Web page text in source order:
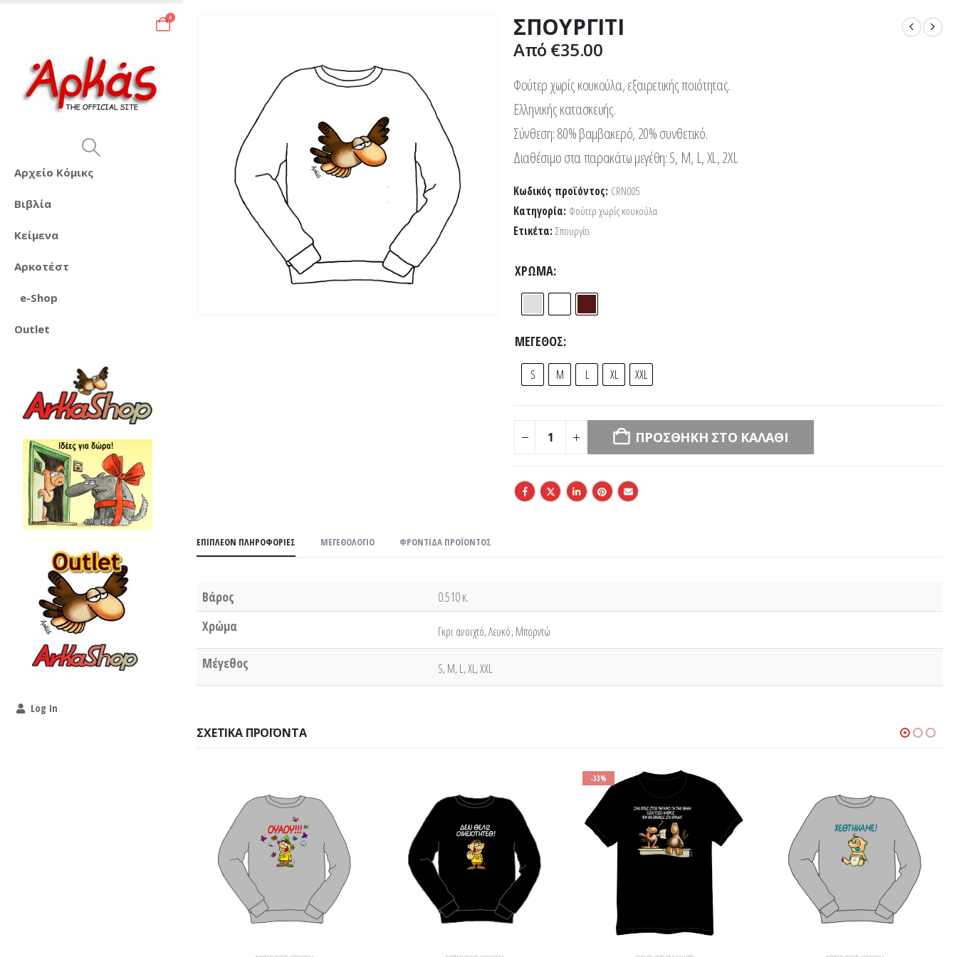
0
Αρχείο Κόμικς
Βιβλία
Κείμενα
Αρκοτέστ
e-Shop
Outlet
Log In
ΣΠΟΥΡΓΙΤΙ
Από €35.00
Φούτερ χωρίς κουκούλα, εξαιρετικής ποιότητας.
Ελληνικής κατασκευής.
Σύνθεση: 80% βαμβακερό, 20% συνθετικό.
Διαθέσιμο στα παρακάτω μεγέθη: S, M, L, XL, 2XL
Κωδικός προϊόντος: CRN005
Κατηγορία: Φούτερ χωρίς κουκούλα
Ετικέτα: Σπουργίτι
ΧΡΏΜΑ
ΜΈΓΕΘΟΣ
S M L XL XXL
ΠΡΟΣΘΉΚΗ ΣΤΟ ΚΑΛΆΘΙ
ΕΠΙΠΛΈΟΝ ΠΛΗΡΟΦΟΡΊΕΣ ΜΕΓΕΘΟΛΌΓΙΟ ΦΡΟΝΤΊΔΑ ΠΡΟΪΌΝΤΟΣ
Βάρος
0.510 κ.
Χρώμα
Γκρι ανοιχτό, Λευκό, Μπορντώ
Μέγεθος S, M, L, XL, XXL
ΣΧΕΤΙΚΆ ΠΡΟΪΌΝΤΑ
-33%